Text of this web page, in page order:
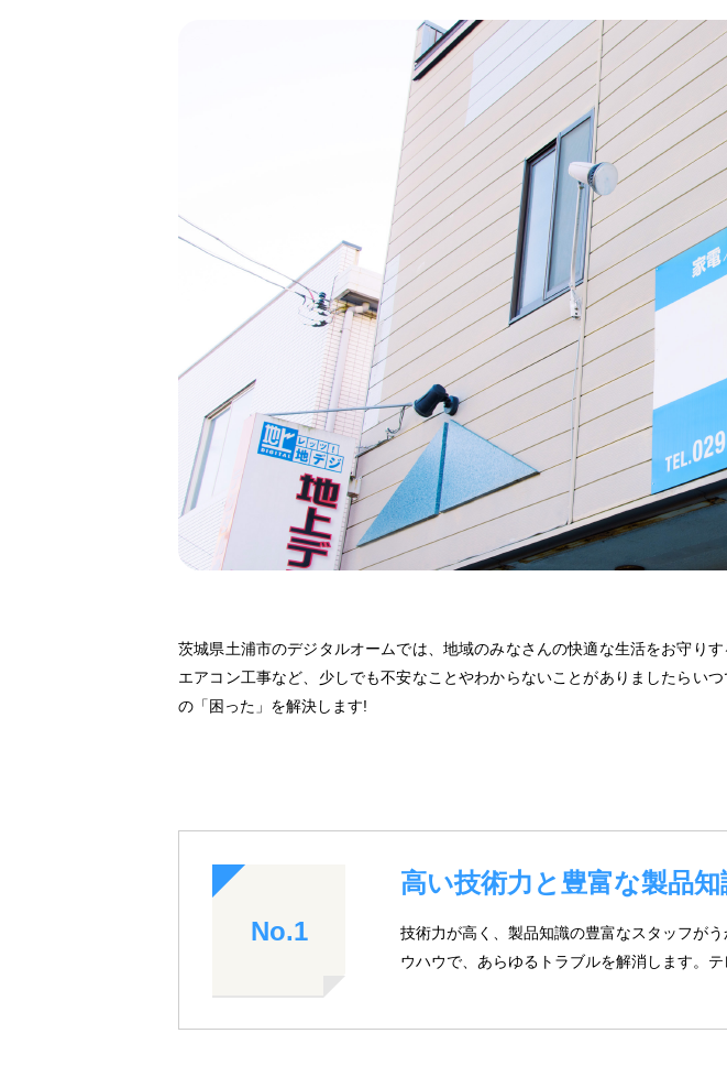
茨城県土浦市のデジタルオームでは、地域のみなさんの快適な生活をお守り
エアコン工事など、少しでも不安なことやわからないことがありましたらい
の「困った」を解決します!
No.1
高い技術力と豊富な製品知
技術力が高く、製品知識の豊富なスタッフが
ウハウで、あらゆるトラブルを解消します。